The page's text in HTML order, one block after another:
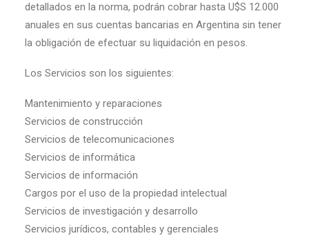
detallados en la norma, podrán cobrar hasta U$S 12.000
anuales en sus cuentas bancarias en Argentina sin tener
la obligación de efectuar su liquidación en pesos.
Los Servicios son los siguientes:
Mantenimiento y reparaciones
Servicios de construcción
Servicios de telecomunicaciones
Servicios de informática
Servicios de información
Cargos por el uso de la propiedad intelectual
Servicios de investigación y desarrollo
Servicios jurídicos, contables y gerenciales